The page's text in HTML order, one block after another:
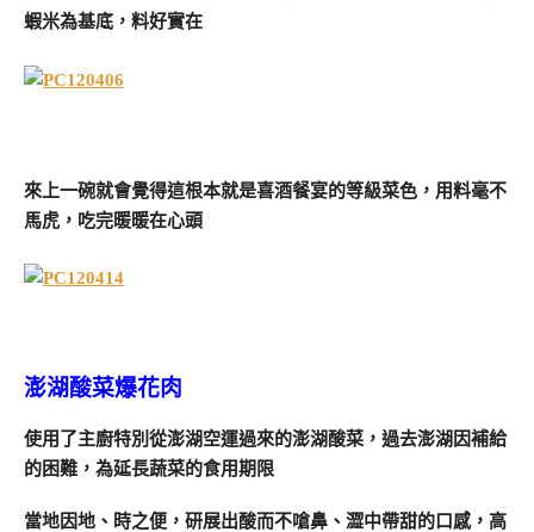
蝦米為基底，料好實在
來上一碗就會覺得這根本就是喜酒餐宴的等級菜色，用料毫不
馬虎，吃完暖暖在心頭
澎湖酸菜爆花肉
使用了主廚特別從澎湖空運過來的澎湖酸菜，過去澎湖因補給
的困難，為延長蔬菜的食用期限
當地因地、時之便，研展出酸而不嗆鼻、澀中帶甜的口感，高